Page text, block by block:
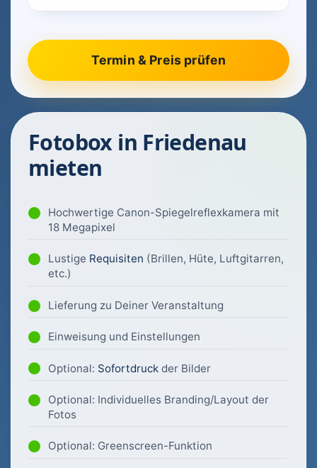
Fotobox in Friedenau
mieten
Hochwertige Canon-Spiegelreflexkamera mit
18 Megapixel
Lustige Requisiten (Brillen, Hüte, Luftgitarren,
etc.)
Lieferung zu Deiner Veranstaltung
Einweisung und Einstellungen
Optional: Sofortdruck der Bilder
Optional: Individuelles Branding/Layout der
Fotos
Optional: Greenscreen-Funktion